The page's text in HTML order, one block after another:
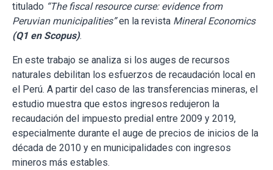
titulado “The fiscal resource curse: evidence from
Peruvian municipalities”en la revista Mineral Economics
(Q1 en Scopus).
En este trabajo se analiza si los auges de recursos
naturales debilitan los esfuerzos de recaudación local en
el Perú. A partir del caso de las transferencias mineras, el
estudio muestra que estos ingresos redujeron la
recaudación del impuesto predial entre 2009 y 2019,
especialmente durante el auge de precios de inicios de la
década de 2010 y en municipalidades con ingresos
mineros más estables.